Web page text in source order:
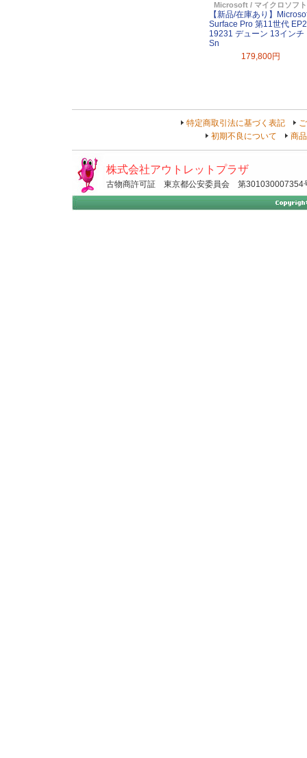
Microsoft / マイクロソフト
【新品/在庫あり】
Surface Pro 第11世代
19231 デューン 13インチ
Sn
179,800円
特定商取引法に基づく表記
初期不良について
商
株式会社アウトレットプラザ
古物商許可証 東京都公安委員会 第301030007354